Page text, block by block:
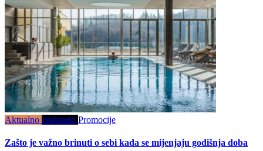
Aktualno Istaknuto Promocije
Zašto je važno brinuti o sebi kada se mijenjaju godišnja doba